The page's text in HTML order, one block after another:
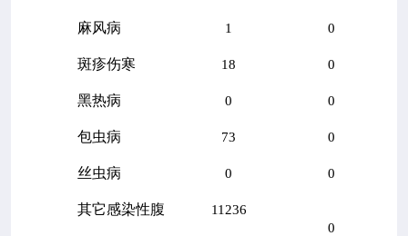
麻风病 1 0
斑疹伤寒 18 0
黑热病 0 0
包虫病 73 0
丝虫病 0 0
其它感染性腹
11236
0